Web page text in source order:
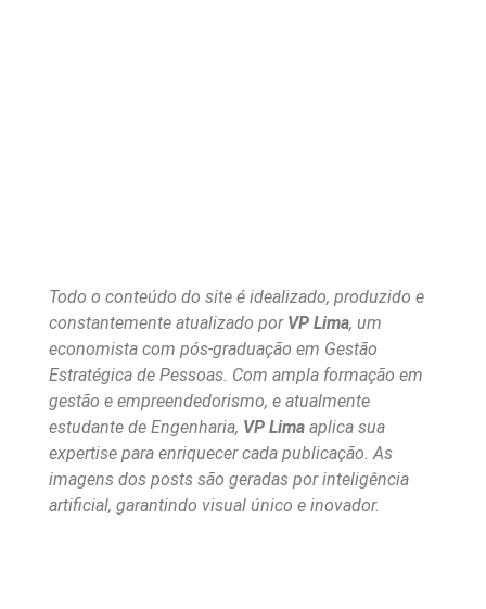
Todo o conteúdo do site é idealizado, produzido e
constantemente atualizado por VP Lima, um
economista com pós-graduação em Gestão
Estratégica de Pessoas. Com ampla formação em
gestão e empreendedorismo, e atualmente
estudante de Engenharia, VP Lima aplica sua
expertise para enriquecer cada publicação. As
imagens dos posts são geradas por inteligência
artificial, garantindo visual único e inovador.